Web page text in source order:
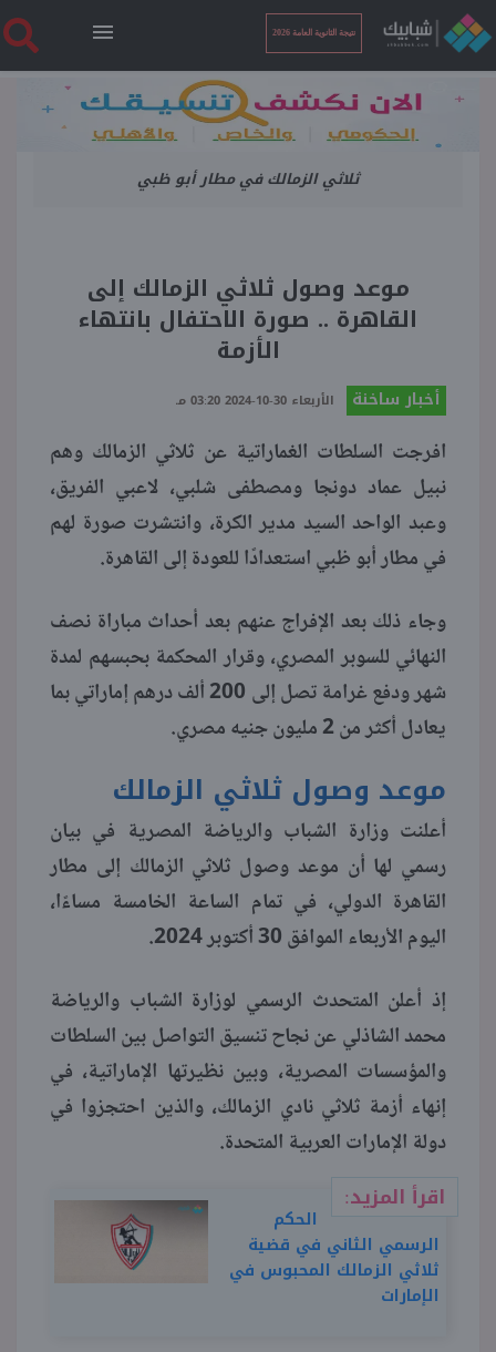
نتيجة الثانوية العامة 2026
الرئيسية
نتيجة الثانوية العامة 2026
فنجان قهوة
بوابة الطلبة
ملفات
منوعات
ثلاثي الزمالك في مطار أبو ظبي
موعد وصول ثلاثي الزمالك إلى
القاهرة .. صورة الاحتفال بانتهاء
الأزمة
أخبار ساخنة الأربعاء 30-10-2024 03:20 مـ
افرجت السلطات الغماراتية عن ثلاثي الزمالك وهم
نبيل عماد دونجا ومصطفى شلبي، لاعبي الفريق،
وعبد الواحد السيد مدير الكرة، وانتشرت صورة لهم
في مطار أبو ظبي استعدادًا للعودة إلى القاهرة.
وجاء ذلك بعد الإفراج عنهم بعد أحداث مباراة نصف
النهائي للسوبر المصري، وقرار المحكمة بحبسهم لمدة
شهر ودفع غرامة تصل إلى 200 ألف درهم إماراتي بما
يعادل أكثر من 2 مليون جنيه مصري.
موعد وصول ثلاثي الزمالك
أعلنت وزارة الشباب والرياضة المصرية في بيان
رسمي لها أن موعد وصول ثلاثي الزمالك إلى مطار
القاهرة الدولي، في تمام الساعة الخامسة مساءًا،
اليوم الأربعاء الموافق 30 أكتوبر 2024.
إذ أعلن المتحدث الرسمي لوزارة الشباب والرياضة
محمد الشاذلي عن نجاح تنسيق التواصل بين السلطات
والمؤسسات المصرية، وبين نظيرتها الإماراتية، في
إنهاء أزمة ثلاثي نادي الزمالك، والذين احتجزوا في
دولة الإمارات العربية المتحدة.
اقرأ المزيد:
الحكم
الرسمي الثاني في قضية
ثلاثي الزمالك المحبوس في
الإمارات